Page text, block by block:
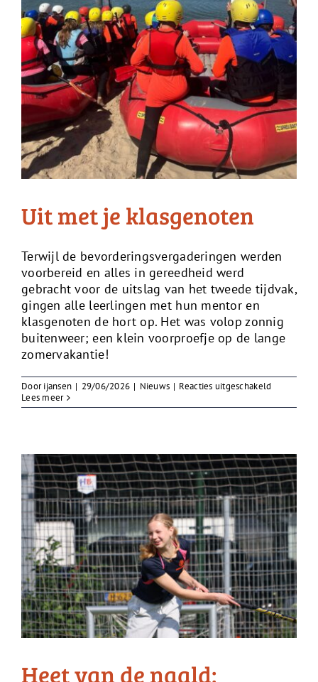
Uit met je klasgenoten
Terwijl de bevorderingsvergaderingen werden
voorbereid en alles in gereedheid werd
gebracht voor de uitslag van het tweede tijdvak,
gingen alle leerlingen met hun mentor en
klasgenoten de hort op. Het was volop zonnig
buitenweer; een klein voorproefje op de lange
zomervakantie!
Doorijansen | 29/06/2026 | Nieuws | Reacties uitgeschakeld
met
Lees meer
Heet van de naald: